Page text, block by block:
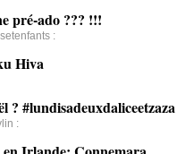
pré-ado ??? !!!
:
Hiva
? #lundisadeuxdaliceetzaza
: